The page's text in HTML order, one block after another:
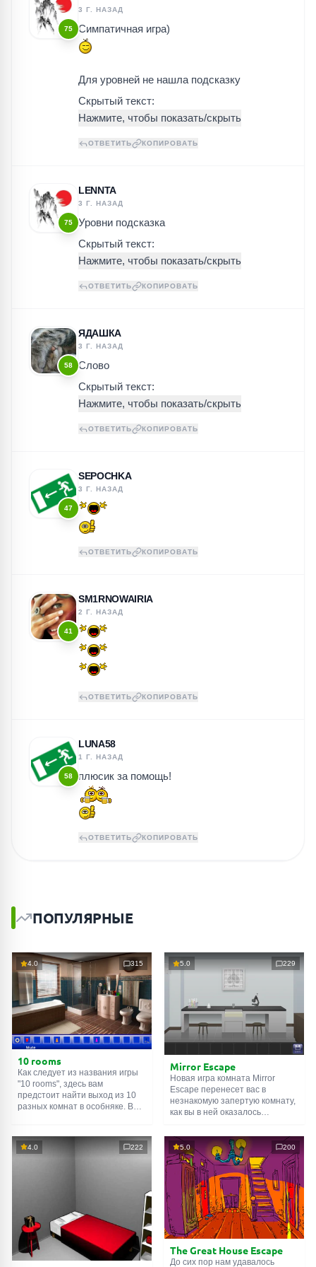
75
3 Г. НАЗАД
Симпатичная игра)
Для уровней не нашла подсказку
Скрытый текст:
ОТВЕТИТЬ КОПИРОВАТЬ
75
LENNTA
3 Г. НАЗАД
Уровни подсказка
Скрытый текст:
ОТВЕТИТЬ КОПИРОВАТЬ
58
ЯДАШКА
3 Г. НАЗАД
Слово
Скрытый текст:
ОТВЕТИТЬ КОПИРОВАТЬ
47
SEPOCHKA
3 Г. НАЗАД
ОТВЕТИТЬ КОПИРОВАТЬ
41
SM1RNOWAIRIA
2 Г. НАЗАД
ОТВЕТИТЬ КОПИРОВАТЬ
58
LUNA58
1 Г. НАЗАД
плюсик за помощь!
ОТВЕТИТЬ КОПИРОВАТЬ
ПОПУЛЯРНЫЕ
4.0 315
10 rooms
Как следует из названия игры
"10 rooms", здесь вам
предстоит найти выход из 10
разных комнат в особняке. В
их, чтобы выйти. Выход из
одной комнаты является
5.0 229
Mirror Escape
Новая игра комната Mirror
Escape перенесет вас в
незнакомую запертую комнату,
как вы в ней оказалось
смекалки попробуйте решить
все, приготовленные авторами
для вас, головоломки и найти
выход на свободу.
Внимательно осмотрите
помещение, возможно вы
сможете найти какие-нибудь
подсказки. Желаем удачи!
4.0 222 5.0 200
The Great House Escape
До сих пор нам удавалось